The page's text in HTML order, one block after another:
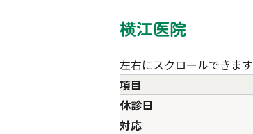
横江医院
左右にスクロールできます
項目
休診日
対応